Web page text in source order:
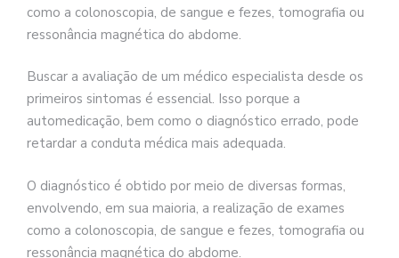
como a colonoscopia, de sangue e fezes, tomografia ou
ressonância magnética do abdome.
Buscar a avaliação de um médico especialista desde os
primeiros sintomas é essencial. Isso porque a
automedicação, bem como o diagnóstico errado, pode
retardar a conduta médica mais adequada.
O diagnóstico é obtido por meio de diversas formas,
envolvendo, em sua maioria, a realização de exames
como a colonoscopia, de sangue e fezes, tomografia ou
ressonância magnética do abdome.